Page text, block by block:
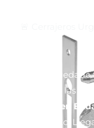
¿Te has
perdido las
urgente en
momento.